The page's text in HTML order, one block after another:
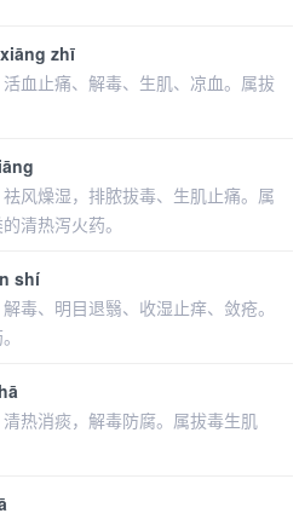
zhī
血止痛、解毒、生肌、凉血。属拔
风燥湿，排脓拔毒、生肌止痛。属
清热泻火药。
shí
毒、明目退翳、收湿止痒、敛疮。
热消痰，解毒防腐。属拔毒生肌